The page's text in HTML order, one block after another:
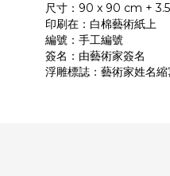
尺寸：90 x 90 cm +
印刷在：白棉藝術紙上
編號：手工編號
簽名：由藝術家簽名
浮雕標誌：藝術家姓名